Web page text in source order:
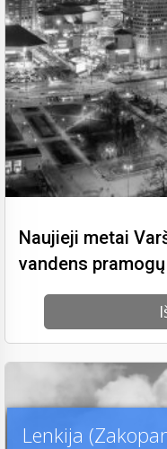
Naujieji metai
vandens
Lenkija